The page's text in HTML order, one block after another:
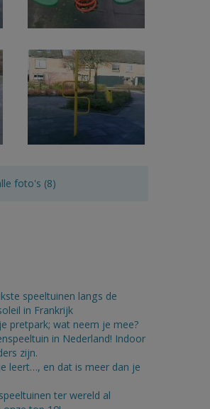
foto's (8)
speeltuinen langs de
in Frankrijk
pretpark; wat neem je mee?
in Nederland! Indoor
zijn.
leert…, en dat is meer dan je
ter wereld al